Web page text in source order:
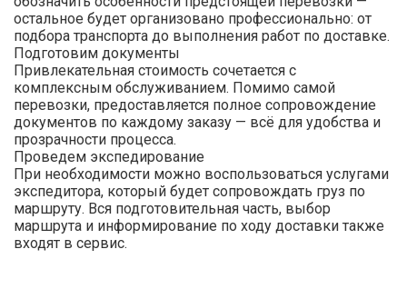
остальное будет организовано профессионально: от
подбора транспорта до выполнения работ по доставке.
Подготовим документы
Привлекательная стоимость сочетается с
комплексным обслуживанием. Помимо самой
перевозки, предоставляется полное сопровождение
документов по каждому заказу — всё для удобства и
прозрачности процесса.
Проведем экспедирование
При необходимости можно воспользоваться услугами
экспедитора, который будет сопровождать груз по
маршруту. Вся подготовительная часть, выбор
маршрута и информирование по ходу доставки также
входят в сервис.